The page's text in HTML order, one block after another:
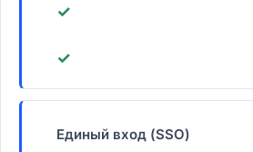
✓
✓
Единый вход (SSO)